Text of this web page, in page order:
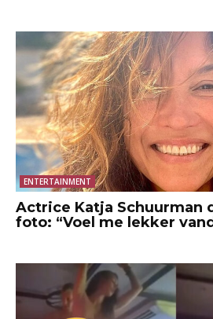
ENTERTAINMENT
Actrice Katja Schuurman
foto: “Voel me lekker